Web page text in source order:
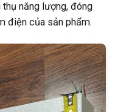
năng lượng, đóng
điện của sản phẩm.